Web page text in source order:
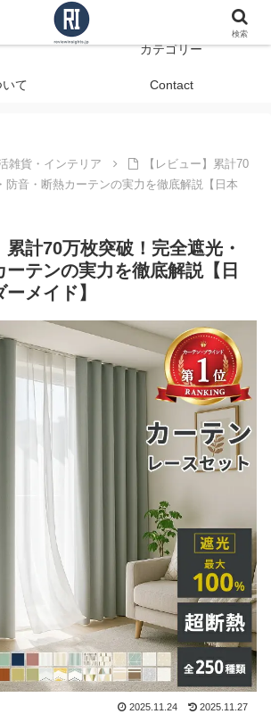
で見る、本当に役立つ商品レビュー
カテゴリー
て Contact
雑貨・インテリア
【レビュー】累計70
防音・断熱カーテンの実力を徹底解説【日本
累計70万枚突破！完全遮光・
ーテンの実力を徹底解説【日
メイド】
2025.11.24 2025.11.27
検索